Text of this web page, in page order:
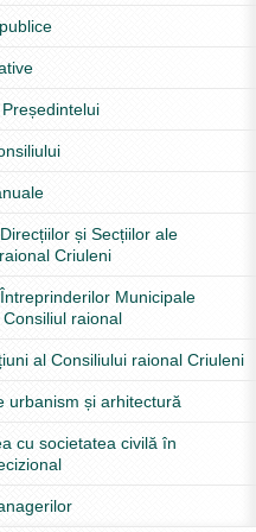
și Secțiilor ale
Criuleni
Municipale
raional
al Consiliului raional Criuleni
urbanism și arhitectură
cu societatea civilă în